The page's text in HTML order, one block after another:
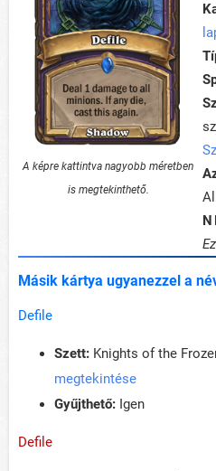
A képre kattintva nagyobb méretben
is megtekinthető.
Másik kártya ugyanezzel a
Defile
Szett: Knights of the
megtekintése
Gyűjthető: Igen
Defile